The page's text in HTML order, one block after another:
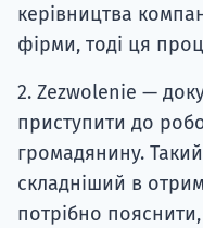
керівництва
фірми, тоді ця
2. Zezwolenie —
приступити до
громадянину.
складніший в
потрібно